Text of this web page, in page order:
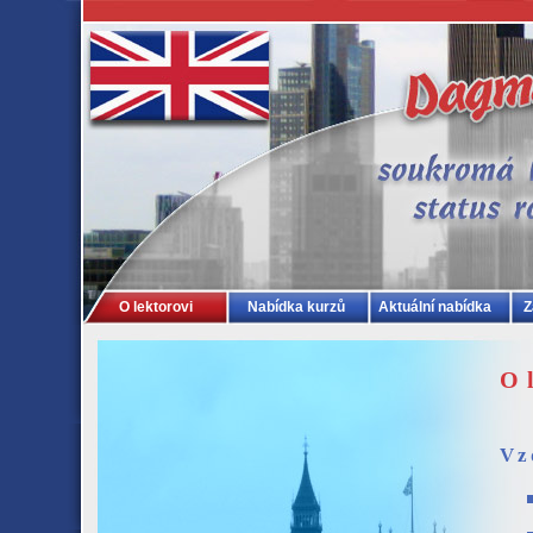
O lektorovi Nabídka kurzů Aktuální nabídka
O